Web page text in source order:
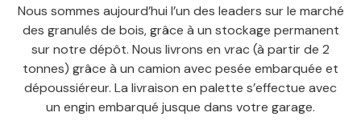
Nous sommes aujourd’hui l’un des leaders sur le marché
des granulés de bois, grâce à un stockage permanent
sur notre dépôt. Nous livrons en vrac (à partir de 2
tonnes) grâce à un camion avec pesée embarquée et
dépoussiéreur. La livraison en palette s’effectue avec
un engin embarqué jusque dans votre garage.